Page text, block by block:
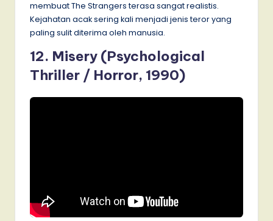
membuat The Strangers terasa sangat realistis.
Kejahatan acak sering kali menjadi jenis teror yang
paling sulit diterima oleh manusia.
12. Misery (Psychological
Thriller / Horror, 1990)